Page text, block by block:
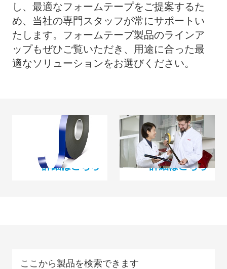
し、最適なフォームテープをご提案するた
め、当社の専門スタッフが常にサポートい
たします。フォームテープ製品のラインア
ップもぜひご覧いただき、用途に合った最
適なソリューションをお選びください。
アクリルフォームテ
詳細はこちら
PEフォームテープ
詳細はこちら
ここから製品を検索できます